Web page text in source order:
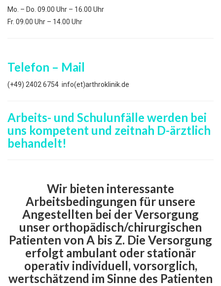
Mo. – Do. 09.00 Uhr – 16.00 Uhr
Fr. 09.00 Uhr – 14.00 Uhr
Telefon – Mail
(+49) 2402 6754 info(et)arthroklinik.de
Arbeits- und Schulunfälle werden bei
uns kompetent und zeitnah D-ärztlich
behandelt!
Wir bieten interessante
Arbeitsbedingungen für unsere
Angestellten bei der Versorgung
unser orthopädisch/chirurgischen
Patienten von A bis Z. Die Versorgung
erfolgt ambulant oder stationär
operativ individuell, vorsorglich,
wertschätzend im Sinne des Patienten